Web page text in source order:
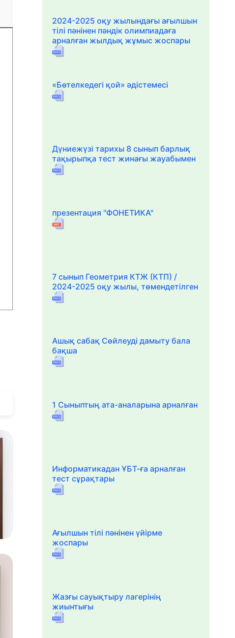
2024-2025 оқу жылындағы ағылшын
тілі пәнінен пәндік олимпиадаға
арналған жылдық жұмыс жоспары
«Бөтелкедегі қой» әдістемесі
Дүниежүзі тарихы 8 сынып барлық
тақырыпқа тест жинағы жауабымен
презентация "ФОНЕТИКА"
7 сынып Геометрия КТЖ (КТП) /
2024-2025 оқу жылы, төмендетілген
Ашық сабақ Сөйлеуді дамыту бала
бақша
1 Сыныптың ата-аналарына арналған
Информатикадан ҰБТ-ға арналған
тест сұрақтары
Ағылшын тілі пәнінен үйірме
жоспары
Жазғы сауықтыру лагерінің
жиынтығы